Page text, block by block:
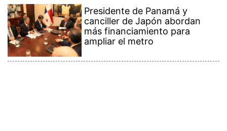
Presidente de Panamá y
canciller de Japón abordan
más financiamiento para
ampliar el metro